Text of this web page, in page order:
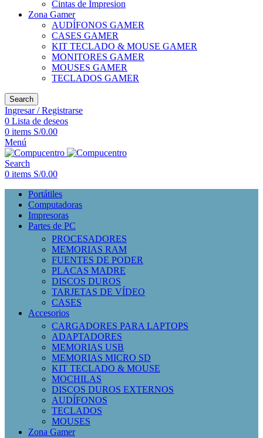
Cintas de Impresion
Zona Gamer
AUDÍFONOS GAMER
CASES GAMER
KIT TECLADO & MOUSE GAMER
MONITORES GAMER
MOUSES GAMER
TECLADOS GAMER
Search
Ingresar / Registrarse
0 Lista de deseos
0 items S/0.00
Menú
Search
0 items S/0.00
Portátiles
Computadoras
Impresoras
Partes de PC
PROCESADORES
MEMORIAS RAM
FUENTES DE PODER
PLACAS MADRE
DISCOS DUROS
TARJETAS DE VÍDEO
CASES
Accesorios
CARGADORES PARA LAPTOPS
ADAPTADORES
MEMORIAS USB
MEMORIAS MICRO SD
KIT TECLADO & MOUSE
MOCHILAS
DISCOS DUROS EXTERNOS
AUDÍFONOS
TECLADOS
MOUSES
Zona Gamer